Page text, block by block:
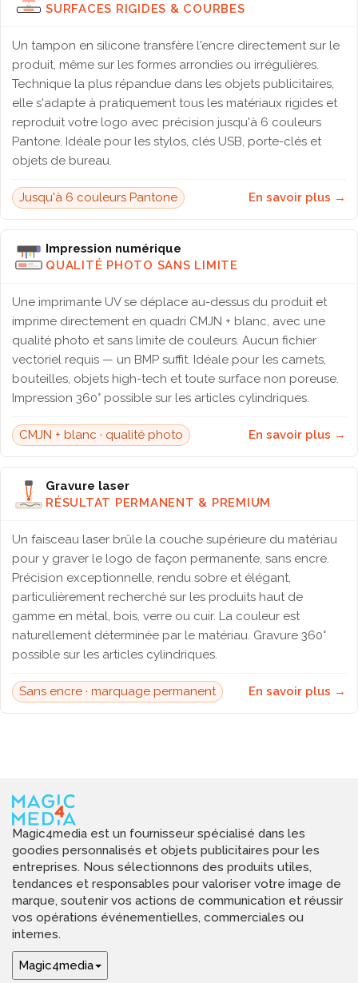
SURFACES RIGIDES & COURBES
Un tampon en silicone transfère l'encre directement sur le
produit, même sur les formes arrondies ou irrégulières.
Technique la plus répandue dans les objets publicitaires,
elle s'adapte à pratiquement tous les matériaux rigides et
reproduit votre logo avec précision jusqu'à 6 couleurs
Pantone. Idéale pour les stylos, clés USB, porte-clés et
objets de bureau.
Jusqu'à 6 couleurs Pantone En savoir plus →
Impression numérique
QUALITÉ PHOTO SANS LIMITE
Une imprimante UV se déplace au-dessus du produit et
imprime directement en quadri CMJN + blanc, avec une
qualité photo et sans limite de couleurs. Aucun fichier
vectoriel requis — un BMP suffit. Idéale pour les carnets,
bouteilles, objets high-tech et toute surface non poreuse.
Impression 360° possible sur les articles cylindriques.
CMJN + blanc · qualité photo En savoir plus →
Gravure laser
RÉSULTAT PERMANENT & PREMIUM
Un faisceau laser brûle la couche supérieure du matériau
pour y graver le logo de façon permanente, sans encre.
Précision exceptionnelle, rendu sobre et élégant,
particulièrement recherché sur les produits haut de
gamme en métal, bois, verre ou cuir. La couleur est
naturellement déterminée par le matériau. Gravure 360°
possible sur les articles cylindriques.
Sans encre · marquage permanent En savoir plus →
Magic4media est un fournisseur spécialisé dans les
goodies personnalisés et objets publicitaires pour les
entreprises. Nous sélectionnons des produits utiles,
tendances et responsables pour valoriser votre image de
marque, soutenir vos actions de communication et réussir
vos opérations événementielles, commerciales ou
internes.
Magic4media